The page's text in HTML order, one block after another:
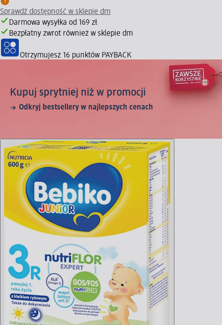
Sprawdź dostępność w sklepie dm
Darmowa wysyłka od 169 zł
Bezpłatny zwrot również w sklepie dm
Otrzymujesz 16 punktów PAYBACK
Kupuj sprytniej niż w promocji
Odkryj bestsellery w najlepszych cenach